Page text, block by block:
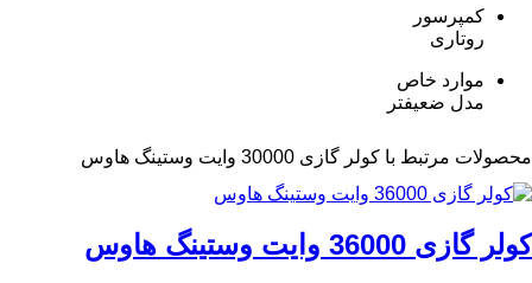
کمپرسور
روتاری
موارد خاص
مدل ضعیفتر
محصولات مرتبط با کولر گازی 30000 وایت وستینگ هاوس
کولر گازی 36000 وایت وستینگ هاوس